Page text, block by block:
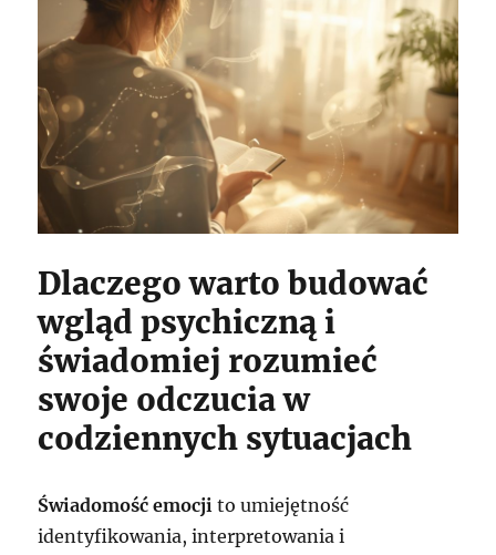
Dlaczego warto budować
wgląd psychiczną i
świadomiej rozumieć
swoje odczucia w
codziennych sytuacjach
Świadomość emocji to umiejętność
identyfikowania, interpretowania i